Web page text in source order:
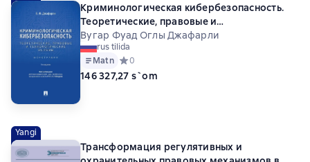
Криминологическая кибербезопасность.
Теоретические, правовые и
технологические основы. 3-е издание.
Монография
Вугар Фуад Оглы Джафарли
rus tilida
Matn Средний рейтинг 0 на основе 0 оценок
0
146 327,27 s`om
Yangi
Трансформация регулятивных и